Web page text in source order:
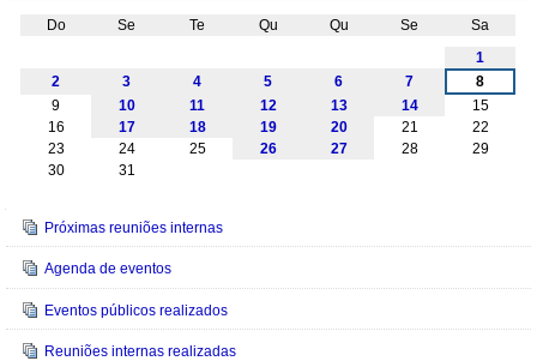
Do Se Te Qu Qu Se
Sa
1
2
3 4 5 6 7
8
9
10 11 12 13 14
15
16
17 18 19 20 21
22
23
24 25 26 27 28
29
30
31
Navegação
Próximas reuniões internas
Agenda de eventos
Eventos públicos realizados
Reuniões internas realizadas